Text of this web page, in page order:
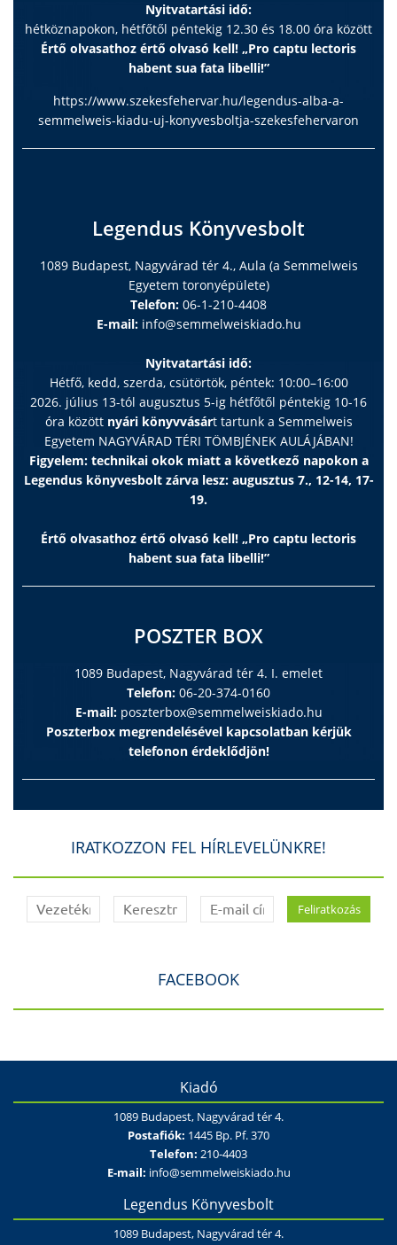
Nyitvatartási idő:
hétköznapokon, hétfőtől péntekig 12.30 és 18.00 óra között
Értő olvasathoz értő olvasó kell! „Pro captu lectoris
habent sua fata libelli!”
https://www.szekesfehervar.hu/legendus-alba-a-
semmelweis-kiadu-uj-konyvesboltja-szekesfehervaron
Legendus Könyvesbolt
1089 Budapest, Nagyvárad tér 4., Aula (a Semmelweis
Egyetem toronyépülete)
Telefon: 06-1-210-4408
E-mail: info@semmelweiskiado.hu
Nyitvatartási idő:
Hétfő, kedd, szerda, csütörtök, péntek: 10:00–16:00
2026. július 13-tól augusztus 5-ig hétfőtől péntekig 10-16
óra között nyári könyvvásárt tartunk a Semmelweis
Egyetem NAGYVÁRAD TÉRI TÖMBJÉNEK AULÁJÁBAN!
Figyelem: technikai okok miatt a következő napokon a
Legendus könyvesbolt zárva lesz: augusztus 7., 12-14, 17-
19.
Értő olvasathoz értő olvasó kell! „Pro captu lectoris
habent sua fata libelli!”
POSZTER BOX
1089 Budapest, Nagyvárad tér 4. I. emelet
Telefon: 06-20-374-0160
E-mail: poszterbox@semmelweiskiado.hu
Poszterbox megrendelésével kapcsolatban kérjük
telefonon érdeklődjön!
IRATKOZZON FEL HÍRLEVELÜNKRE!
FACEBOOK
Kiadó
1089 Budapest, Nagyvárad tér 4.
Postafiók: 1445 Bp. Pf. 370
Telefon: 210-4403
E-mail: info@semmelweiskiado.hu
Legendus Könyvesbolt
1089 Budapest, Nagyvárad tér 4.